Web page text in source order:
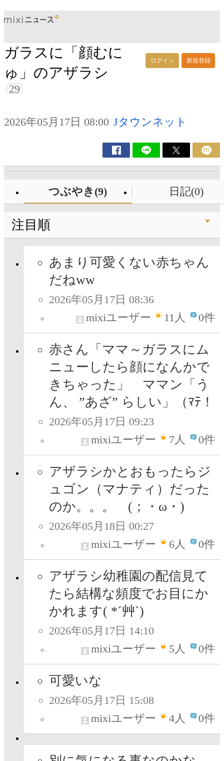
ログイン 新規登録
ガラスに「顔むに
ゅ」のアザラシ
29
2026年05月17日 08:00 Jタウンネット
つぶやき(9) 日記(0)
注目順
あまり可愛くない赤ちゃん
だねww
2026年05月17日 08:36
mixiユーザー
11人 0件
赤さん「ママ～ガラスにム
ニューしたら顔になんかで
きちゃった」 ママン「う
ん、 ”あざ” らしい」（ﾏﾃ！
2026年05月17日 09:23
mixiユーザー
7人 0件
アザラシかとおもったらジ
ュゴン（マナティ）だった
のか。。。 (；・ω・)
2026年05月18日 00:27
mixiユーザー
6人 0件
アザラシ幼稚園の配信見て
たら結構な頻度でお目にか
かれます( *´艸`)
2026年05月17日 14:10
mixiユーザー
5人 0件
可愛いな
2026年05月17日 15:08
mixiユーザー
4人 0件